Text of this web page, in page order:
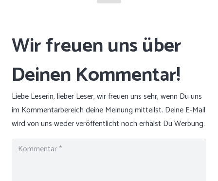
Liebe Leserin, lieber Leser, wir freuen uns sehr, wenn Du uns
im Kommentarbereich deine Meinung mitteilst. Deine E-Mail
wird von uns weder veröffentlicht noch erhälst Du Werbung.